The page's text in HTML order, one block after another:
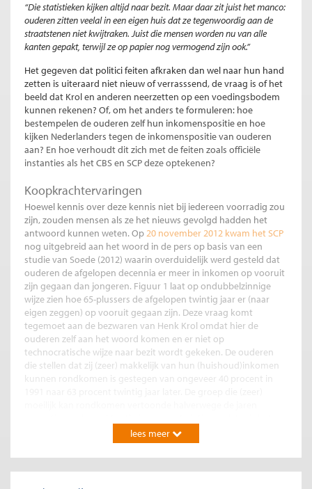
“Die statistieken kijken altijd naar bezit. Maar daar zit juist het manco:
ouderen zitten veelal in een eigen huis dat ze tegenwoordig aan de
straatstenen niet kwijtraken. Juist die mensen worden nu van alle
kanten gepakt, terwijl ze op papier nog vermogend zijn ook.”
Het gegeven dat politici feiten afkraken dan wel naar hun hand
zetten is uiteraard niet nieuw of verrasssend, de vraag is of het
beeld dat Krol en anderen neerzetten op een voedingsbodem
kunnen rekenen? Of, om het anders te formuleren: hoe
bestempelen de ouderen zelf hun inkomenspositie en hoe
kijken Nederlanders tegen de inkomenspositie van ouderen
aan? En hoe verhoudt dit zich met de feiten zoals officiële
instanties als het CBS en SCP deze optekenen?
Koopkrachtervaringen
Hoewel kennis over deze kennis niet bij iedereen voorradig zou
zijn, zouden mensen als ze het nieuws gevolgd hadden het
antwoord kunnen weten. Op20 november 2012 kwam het SCP
nog uitgebreid aan het woord in de pers op basis van een
studie van Soede (2012) waarin overduidelijk werd gesteld dat
ouderen de afgelopen decennia er meer in inkomen op vooruit
zijn gegaan dan jongeren. Figuur 1 laat op ondubbelzinnige
wijze zien hoe 65-plussers de afgelopen twintig jaar er (naar
eigen zeggen) op vooruit gegaan zijn. Deze vraag komt
tegemoet aan de bezwaren van Henk Krol omdat hier de
ouderen zelf aan het woord komen en er niet op
technocratische wijze naar bezit wordt gekeken. De ouderen
die stellen dat zij (zeer) makkelijk van hun (huishoud)inkomen
kunnen rondkomen is gestegen van ongeveer 40 procent in
percentage ouderen in moeilijkheden net zo hoog als aan het
begin van de waarnemingsperiode. Onder invloed van de
vergrijzing van de bevolking is ook in absolute aantallen sprake
van een spectaculaire toename van het aantal 65-plussers dat
lees meer